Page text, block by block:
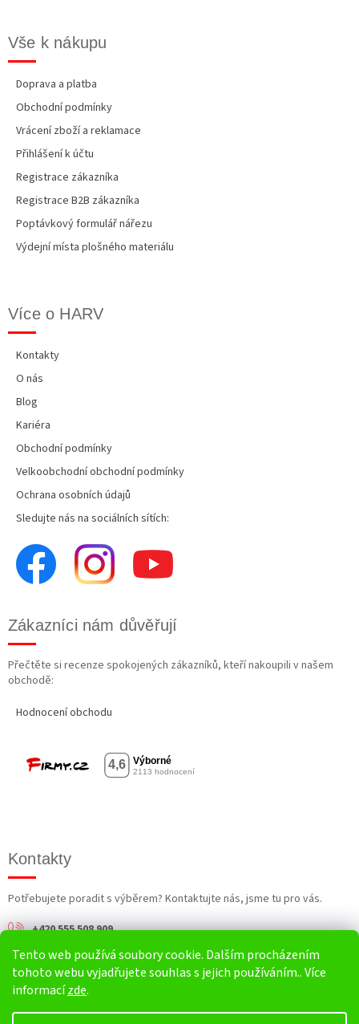
Tento web používá soubory cookie. Dalším procházením
tohoto webu vyjadřujete souhlas s jejich používáním.. Více
informacízde.
Vše k nákupu
Doprava a platba
Obchodní podmínky
Vrácení zboží a reklamace
Přihlášení k účtu
Registrace zákazníka
Registrace B2B zákazníka
Poptávkový formulář nářezu
Výdejní místa plošného materiálu
Více o HARV
Kontakty
O nás
Blog
Kariéra
Obchodní podmínky
Velkoobchodní obchodní podmínky
Ochrana osobních údajů
Sledujte nás na sociálních sítích:
Zákazníci nám důvěřují
Přečtěte si recenze spokojených zákazníků, kteří nakoupili v našem
obchodě:
Hodnocení obchodu
Kontakty
Potřebujete poradit s výběrem? Kontaktujte nás, jsme tu pro vás.
+420 555 508 909
info@harv.cz